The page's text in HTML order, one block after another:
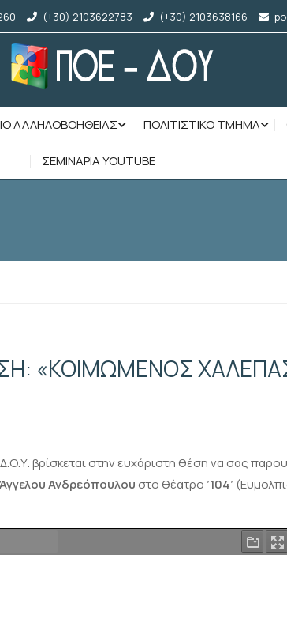
(+30) 2103622783 (+30) 2103638166
ΑΛΛΗΛΟΒΟΗΘΕΙΑΣ ΠΟΛΙΤΙΣΤΙΚΟ ΤΜΗΜΑ
ΣΕΜΙΝΑΡΙΑ YOUTUBE
«ΚΟΙΜΩΜΕΝΟΣ
βρίσκεται στην ευχάριστη θέση να σας
Άγγελου Ανδρεόπουλου στο θέατρο ’104’